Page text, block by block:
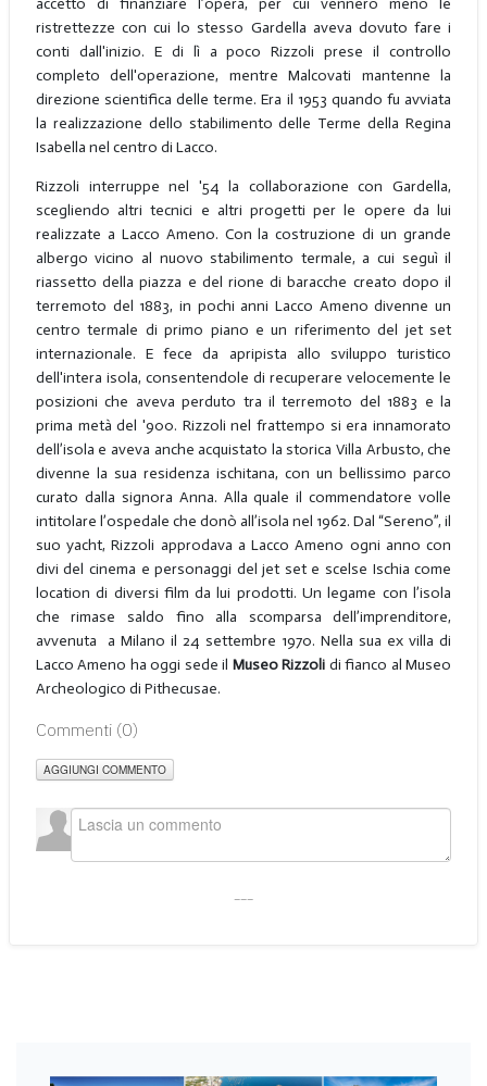
ristrettezze con cui lo stesso Gardella aveva dovuto fare i
conti dall'inizio. E di lì a poco Rizzoli prese il controllo
completo dell'operazione, mentre Malcovati mantenne la
direzione scientifica delle terme. Era il 1953 quando fu avviata
la realizzazione dello stabilimento delle Terme della Regina
Isabella nel centro di Lacco.
Rizzoli interruppe nel '54 la collaborazione con Gardella,
scegliendo altri tecnici e altri progetti per le opere da lui
realizzate a Lacco Ameno. Con la costruzione di un grande
albergo vicino al nuovo stabilimento termale, a cui seguì il
riassetto della piazza e del rione di baracche creato dopo il
terremoto del 1883, in pochi anni Lacco Ameno divenne un
centro termale di primo piano e un riferimento del jet set
internazionale. E fece da apripista allo sviluppo turistico
dell'intera isola, consentendole di recuperare velocemente le
posizioni che aveva perduto tra il terremoto del 1883 e la
prima metà del '900. Rizzoli nel frattempo si era innamorato
dell’isola e aveva anche acquistato la storica Villa Arbusto, che
divenne la sua residenza ischitana, con un bellissimo parco
curato dalla signora Anna. Alla quale il commendatore volle
intitolare l’ospedale che donò all’isola nel 1962. Dal “Sereno”, il
suo yacht, Rizzoli approdava a Lacco Ameno ogni anno con
divi del cinema e personaggi del jet set e scelse Ischia come
location di diversi film da lui prodotti. Un legame con l’isola
che rimase saldo fino alla scomparsa dell’imprenditore,
avvenuta a Milano il 24 settembre 1970. Nella sua ex villa di
Lacco Ameno ha oggi sede il Museo Rizzoli di fianco al Museo
Archeologico di Pithecusae.
Commenti (0)
AGGIUNGI COMMENTO